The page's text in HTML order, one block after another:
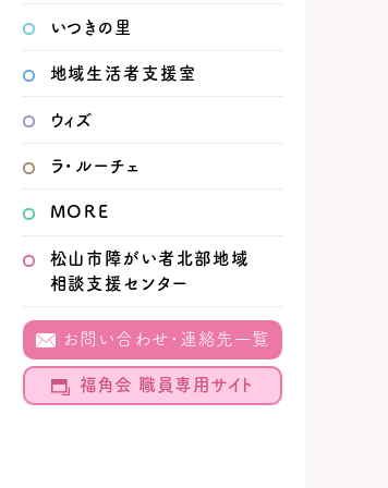
いつきの里
地域生活者 支援室
ウィズ
ラ・ルーチェ
MORE
松山市障がい者北部地域
相談支援センター
お問い合わせ・連絡先一覧
福角会 職員専用サイト